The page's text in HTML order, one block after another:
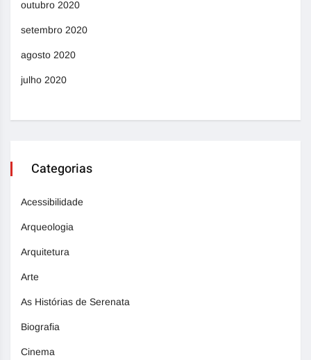
outubro 2020
setembro 2020
agosto 2020
julho 2020
Categorias
Acessibilidade
Arqueologia
Arquitetura
Arte
As Histórias de Serenata
Biografia
Cinema